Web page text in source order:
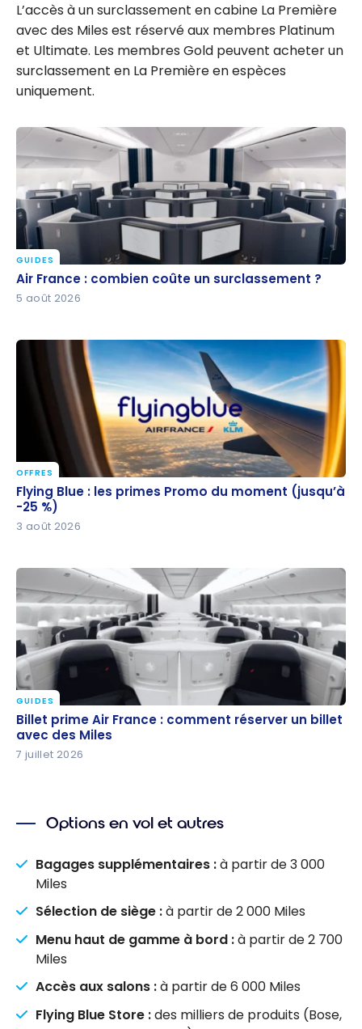
L’accès à un surclassement en cabine La Première
avec des Miles est réservé aux membres Platinum
et Ultimate. Les membres Gold peuvent acheter un
surclassement en La Première en espèces
uniquement.
Air France : combien coûte un surclassement ?
GUIDES
Air France : combien coûte un surclassement ?
5 août 2026
Flying Blue : les primes Promo du moment (jusqu’à
-25 %)
OFFRES
Flying Blue : les primes Promo du moment (jusqu’à
-25 %)
3 août 2026
Billet prime Air France : comment réserver un billet
avec des Miles
GUIDES
Billet prime Air France : comment réserver un billet
avec des Miles
7 juillet 2026
Options en vol et autres
Bagages supplémentaires :à partir de 3 000
Miles
Sélection de siège :à partir de 2 000 Miles
Menu haut de gamme à bord :à partir de 2 700
Miles
Accès aux salons :à partir de 6 000 Miles
Flying Blue Store :des milliers de produits (Bose,